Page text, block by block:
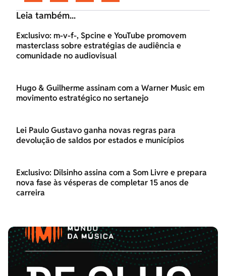
Leia também...
Exclusivo: m-v-f-, Spcine e YouTube promovem
masterclass sobre estratégias de audiência e
comunidade no audiovisual
Hugo & Guilherme assinam com a Warner Music em
movimento estratégico no sertanejo
Lei Paulo Gustavo ganha novas regras para
devolução de saldos por estados e municípios
Exclusivo: Dilsinho assina com a Som Livre e prepara
nova fase às vésperas de completar 15 anos de
carreira